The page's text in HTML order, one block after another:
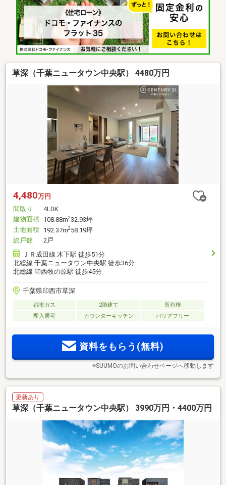
草深（千葉ニュータウン中央駅） 4480万円
4,480万円
間取り
4LDK
建物面積 108.88m232.93坪
土地面積 192.37m258.19坪
総戸数
2戸
ＪＲ成田線 木下駅 徒歩51分
北総線 千葉ニュータウン中央駅 徒歩36分
北総線 印西牧の原駅 徒歩45分
千葉県印西市草深
都市ガス 2階建て
所有権
即入居可
カウンターキッチン バリアフリー
資料をもらう(無料)
※SUUMOのお問い合わせページへ移動します
更新あり
草深（千葉ニュータウン中央駅） 3990万円・4400万円